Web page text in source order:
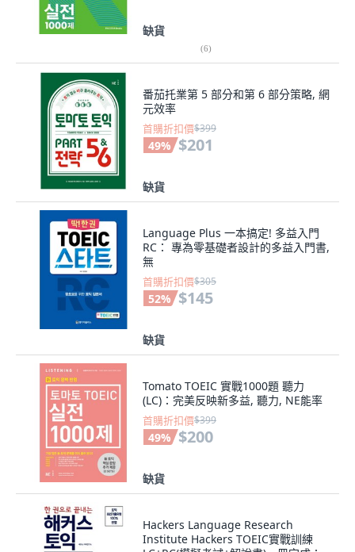
缺貨
(6)
番茄托業第 5 部分和第 6 部分策略, 網
元效率
首購折扣價$399
49% $201
缺貨
Language Plus 一本搞定! 多益入門
RC： 專為零基礎者設計的多益入門書,
無
首購折扣價$305
52% $145
缺貨
Tomato TOEIC 實戰1000題 聽力
(LC)：完美反映新多益, 聽力, NE能率
首購折扣價$399
49% $200
缺貨
Hackers Language Research
Institute Hackers TOEIC實戰訓練